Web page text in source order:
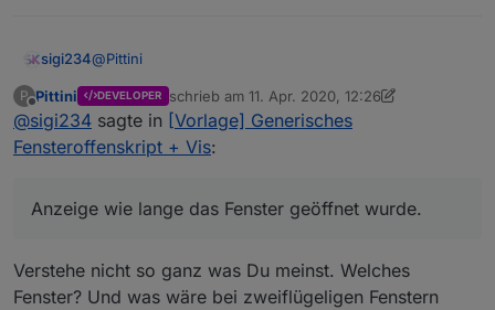
Drehgriffe
sigi234@Pittini
Cool wären noch:
Anzeige wie lange das Fenster geöffnet wurde.
P
Offline
Pittini DEVELOPER schrieb am 11. Apr. 2020, 12:26
zuletzt editiert von Pittini 4. Nov. 2020, 14:29
@sigi234 sagte in [Vorlage] Generisches
Fensteroffenskript + Vis:
Anzeige wie lange das Fenster geöffnet wurde.
Verstehe nicht so ganz was Du meinst. Welches
Fenster? Und was wäre bei zweiflügeligen Fenstern